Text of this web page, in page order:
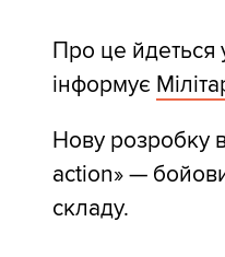
Про це йдеться
інформує
Нову розробку
action» —
складу.